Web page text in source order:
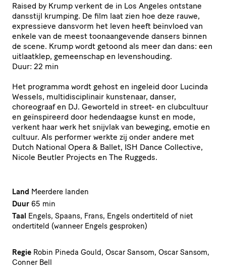
Raised by Krump verkent de in Los Angeles ontstane
dansstijl krumping. De film laat zien hoe deze rauwe,
expressieve dansvorm het leven heeft beïnvloed van
enkele van de meest toonaangevende dansers binnen
de scene. Krump wordt getoond als meer dan dans: een
uitlaatklep, gemeenschap en levenshouding.
Duur: 22 min
Het programma wordt gehost en ingeleid door Lucinda
Wessels, multidisciplinair kunstenaar, danser,
choreograaf en DJ. Geworteld in street- en clubcultuur
en geïnspireerd door hedendaagse kunst en mode,
verkent haar werk het snijvlak van beweging, emotie en
cultuur. Als performer werkte zij onder andere met
Dutch National Opera & Ballet, ISH Dance Collective,
Nicole Beutler Projects en The Ruggeds.
Land Meerdere landen
Duur 65 min
Taal Engels, Spaans, Frans, Engels ondertiteld of niet
ondertiteld (wanneer Engels gesproken)
Regie Robin Pineda Gould, Oscar Sansom, Oscar Sansom,
Conner Bell